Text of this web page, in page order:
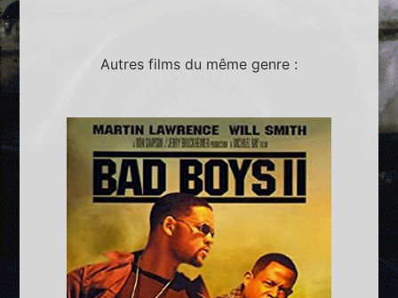
Autres films du même genre :